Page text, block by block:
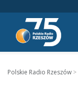
Polskie Radio Rzeszów >